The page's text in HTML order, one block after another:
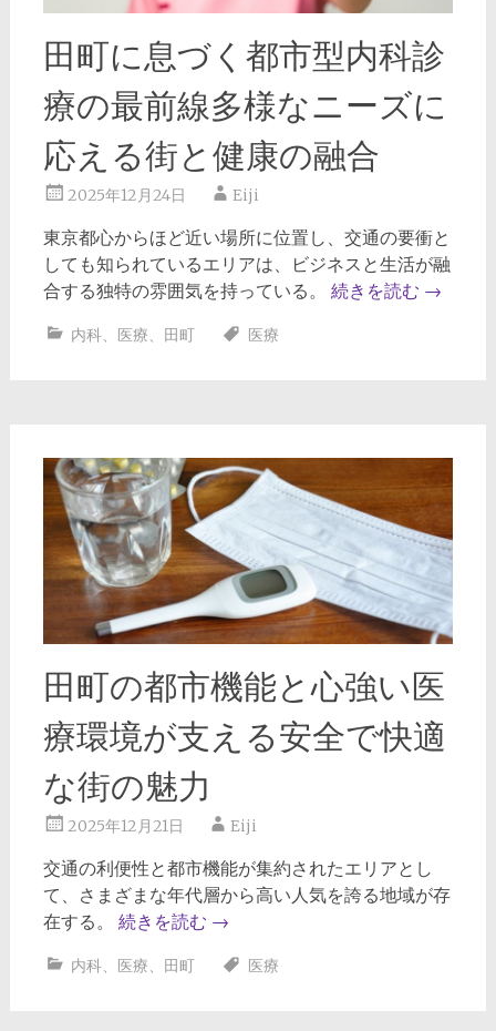
田町に息づく都市型内科診
療の最前線多様なニーズに
応える街と健康の融合
2025年12月24日 Eiji
東京都心からほど近い場所に位置し、交通の要衝と
しても知られているエリアは、ビジネスと生活が融
合する独特の雰囲気を持っている。 続きを読む →
内科、 医療、 田町 医療
田町の都市機能と心強い医
療環境が支える安全で快適
な街の魅力
2025年12月21日 Eiji
交通の利便性と都市機能が集約されたエリアとし
て、さまざまな年代層から高い人気を誇る地域が存
在する。 続きを読む →
内科、 医療、 田町 医療